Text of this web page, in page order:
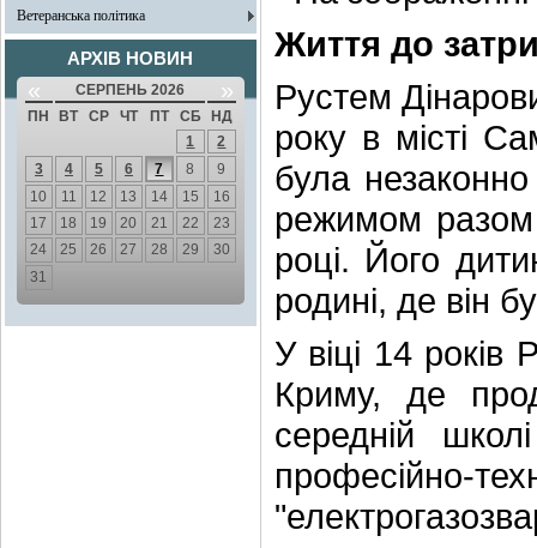
Ветеранська політика
АРХІВ НОВИН
« СЕРПЕНЬ 2026 »
ПН ВТ СР ЧТ ПТ СБ
НД
1
2
3
4 5 6 7 8
9
10
11 12 13 14 15
16
17
18 19 20 21 22
23
24
25 26 27 28 29
30
31
Життя до
Рустем
року в місті
була
режимом
році. Його
родині, де він
У віці 14
Криму, де
середній
професійно-